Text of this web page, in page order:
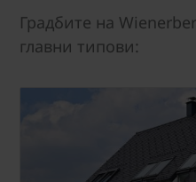
Градбите на
главни типови: